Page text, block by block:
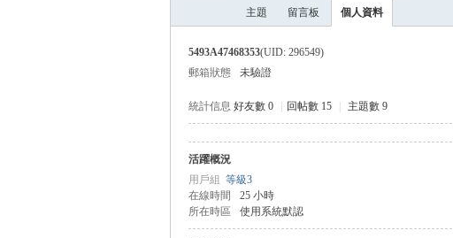
主題 留言板 個人資料
5493A47468353(UID: 296549)
郵箱狀態
未驗證
統計信息 好友數 0 回帖數 15 主題數 9
活躍概況
用戶組 等級3
在線時間
25 小時
所在時區
使用系統默認